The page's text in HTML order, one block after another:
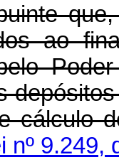
ao
cálculo
nº 9.249,